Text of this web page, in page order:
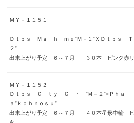
ＭＹ－１１５１
Ｄｔｐｓ Ｍａｉｈｉｍｅ”Ｍ－１”ＸＤｔｐｓ
２”
出来上がり予定 ６～７月 ３０本 ピンク赤
ＭＹ－１１５２
Ｄｔｐｓ Ｃｉｔｙ Ｇｉｒｌ”Ｍ－２”×Ｐｈａｌ
ａ”ｋｏｈｎｏｓｕ”
出来上がり予定 ６～７月 ４０本星形中輪 ピ